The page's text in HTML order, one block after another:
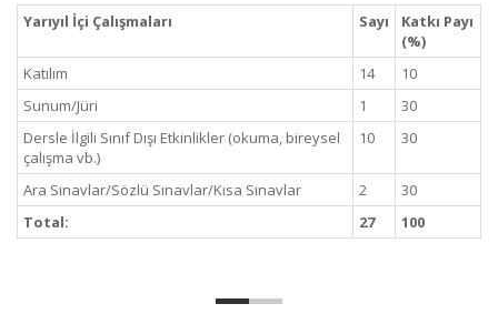
Yarıyıl İçi Çalışmaları Sayı
Katkı Payı
(%)
Katılım
14
10
Sunum/Jüri
1
30
Dersle İlgili Sınıf Dışı Etkinlikler (okuma, bireysel
çalışma vb.)
10 30
Ara Sınavlar/Sözlü Sınavlar/Kısa Sınavlar 2
30
Total:
27 100